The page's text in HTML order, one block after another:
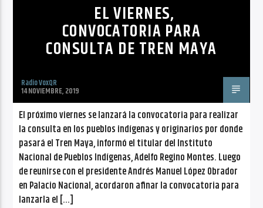
EL VIERNES,
CONVOCATORIA PARA
CONSULTA DE TREN MAYA
Radio VoxQR
14 NOVIEMBRE, 2019
El próximo viernes se lanzará la convocatoria para realizar
la consulta en los pueblos indígenas y originarios por donde
pasará el Tren Maya, informó el titular del Instituto
Nacional de Pueblos Indígenas, Adelfo Regino Montes. Luego
de reunirse con el presidente Andrés Manuel López Obrador
en Palacio Nacional, acordaron afinar la convocatoria para
lanzarla el […]